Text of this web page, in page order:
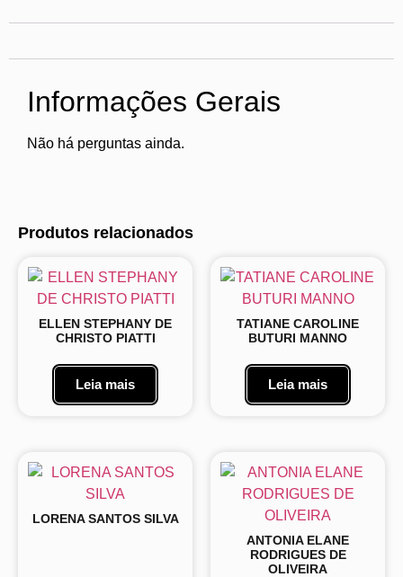
Informações Gerais
Não há perguntas ainda.
Produtos relacionados
ELLEN STEPHANY DE
CHRISTO PIATTI
Leia mais
TATIANE CAROLINE
BUTURI MANNO
Leia mais
LORENA SANTOS SILVA
ANTONIA ELANE
RODRIGUES DE
OLIVEIRA